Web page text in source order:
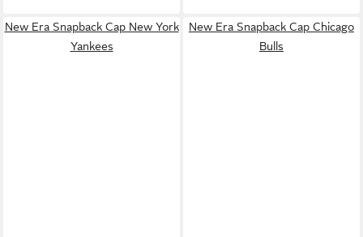
New Era Snapback Cap New York
Yankees
New Era Snapback Cap Chicago
Bulls